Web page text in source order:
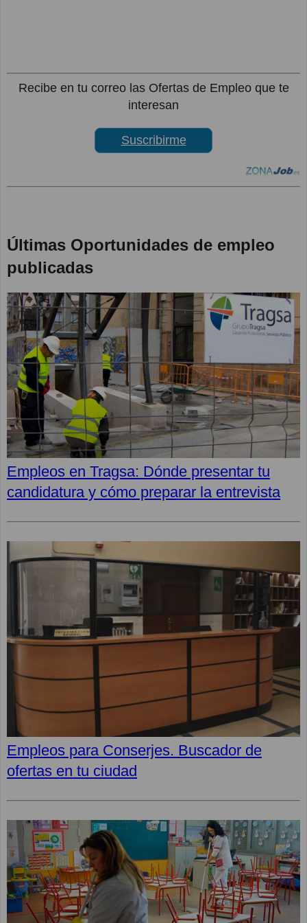
Recibe en tu correo las Ofertas de Empleo que te
interesan
Suscribirme
Últimas Oportunidades de empleo
publicadas
Empleos en Tragsa: Dónde presentar tu
candidatura y cómo preparar la entrevista
Empleos para Conserjes. Buscador de
ofertas en tu ciudad